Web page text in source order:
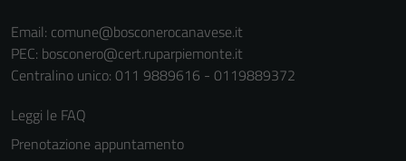
Email: comune@bosconerocanavese.it
PEC: bosconero@cert.ruparpiemonte.it
Centralino unico: 011 9889616 - 0119889372
Leggi le FAQ
Prenotazione appuntamento
Tecnici
Questi cookie